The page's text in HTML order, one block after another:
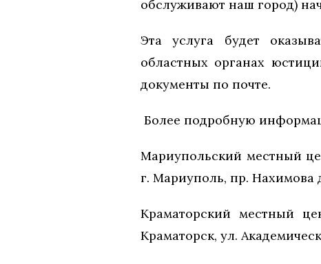
обслуживают наш город)
Эта услуга будет
областных органах
документы по почте.
Более подробную
Мариупольский местный
г. Мариуполь, пр. Нахимова
Краматорский местный
Краматорск, ул.